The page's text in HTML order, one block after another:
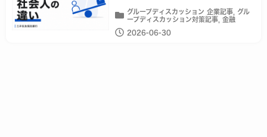
グループディスカッション 企業記事
グル
ープディスカッション対策記事 ,金融
2026-06-30